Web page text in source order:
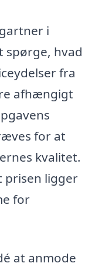
i
spørge, hvad
fra
afhængigt
for at
kvalitet.
prisen ligger
for
at anmode